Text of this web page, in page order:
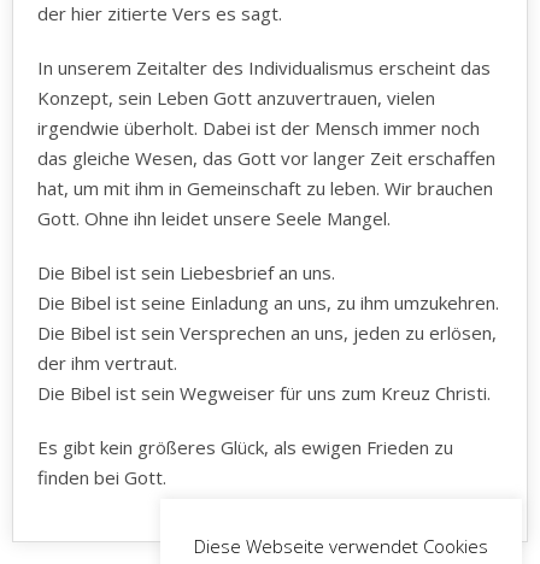
der hier zitierte Vers es sagt.
In unserem Zeitalter des Individualismus erscheint das
Konzept, sein Leben Gott anzuvertrauen, vielen
irgendwie überholt. Dabei ist der Mensch immer noch
das gleiche Wesen, das Gott vor langer Zeit erschaffen
hat, um mit ihm in Gemeinschaft zu leben. Wir brauchen
Gott. Ohne ihn leidet unsere Seele Mangel.
Die Bibel ist sein Liebesbrief an uns.
Die Bibel ist seine Einladung an uns, zu ihm umzukehren.
Die Bibel ist sein Versprechen an uns, jeden zu erlösen,
der ihm vertraut.
Die Bibel ist sein Wegweiser für uns zum Kreuz Christi.
Es gibt kein größeres Glück, als ewigen Frieden zu
finden bei Gott.
Diese Webseite verwendet Cookies